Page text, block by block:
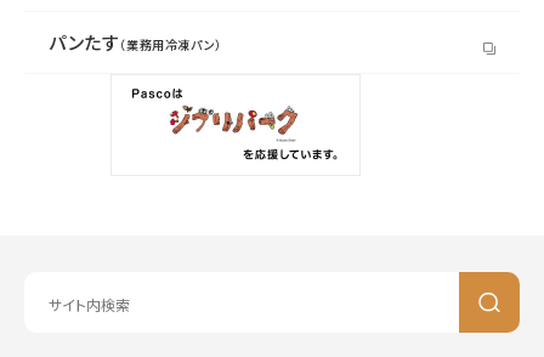
パンたす （業務用冷凍パン）